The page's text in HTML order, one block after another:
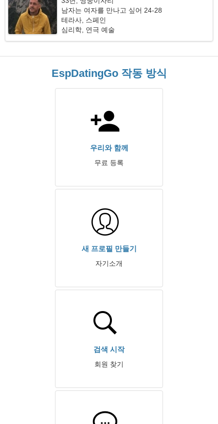
남자는 여자를 만나고 싶어 24-28
테라사, 스페인
심리학, 연극 예술
EspDatingGo 작동 방식
우리와 함께
무료 등록
새 프로필 만들기
자기소개
검색 시작
회원 찾기